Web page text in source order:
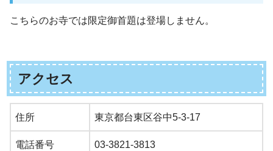
こちらのお寺では限定御首題は登場しません。
アクセス
住所 東京都台東区谷中5-3-17
電話番号 03-3821-3813